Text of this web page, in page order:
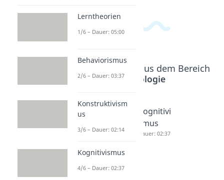
Beliebte Inhalte aus dem Bereich
Psychologie
Behaviori
Dauer: 03:37 Dauer: 02:14
Kognitivi
smus
Dauer: 02:37
Lerntheorien
1/6 – Dauer: 05:00
Behaviorismus
2/6 – Dauer: 03:37
Konstruktivism
us
3/6 – Dauer: 02:14
Kognitivismus
4/6 – Dauer: 02:37